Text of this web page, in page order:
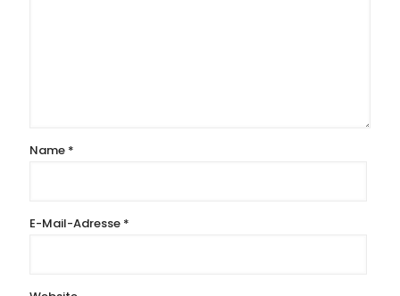
Name *
E-Mail-Adresse *